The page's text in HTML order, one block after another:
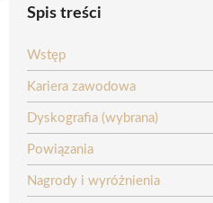
Spis treści
Wstęp
Kariera zawodowa
Dyskografia (wybrana)
Powiązania
Nagrody i wyróżnienia